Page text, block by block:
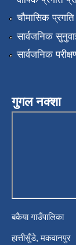
चौमासिक
सार्वजनिक
सार्वजनिक
गुगल नक्शा
बकैया गाउँपालिका
हात्तीसुँडे, मकवानपुर